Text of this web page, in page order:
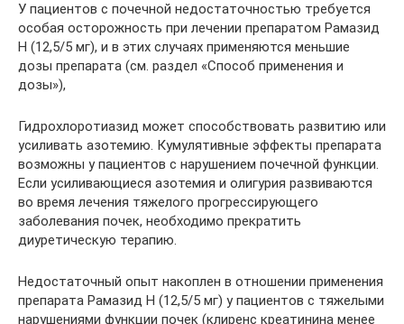
У пациентов с почечной недостаточностью требуется
особая осторожность при лечении препаратом Рамазид
Н (12,5/5 мг), и в этих случаях применяются меньшие
дозы препарата (см. раздел «Способ применения и
дозы»),
Гидрохлоротиазид может способствовать развитию или
усиливать азотемию. Кумулятивные эффекты препарата
возможны у пациентов с нарушением почечной функции.
Если усиливающиеся азотемия и олигурия развиваются
во время лечения тяжелого прогрессирующего
заболевания почек, необходимо прекратить
диуретическую терапию.
Недостаточный опыт накоплен в отношении применения
препарата Рамазид Н (12,5/5 мг) у пациентов с тяжелыми
нарушениями функции почек (клиренс креатинина менее